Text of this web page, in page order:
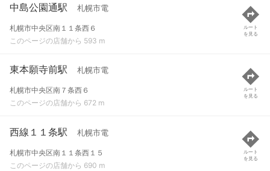
中島公園通駅 札幌市電
札幌市中央区南１１条西６
このページの店舗から 593 m
ルート
を見る
東本願寺前駅 札幌市電
札幌市中央区南７条西６
このページの店舗から 672 m
ルート
を見る
西線１１条駅 札幌市電
札幌市中央区南１１条西１５
このページの店舗から 690 m
ルート
を見る